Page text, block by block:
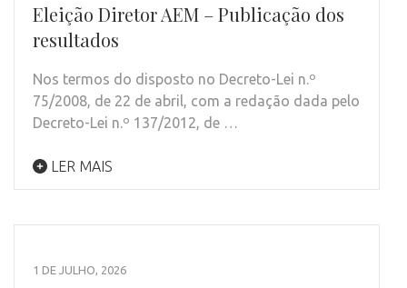
Eleição Diretor AEM – Publicação dos
resultados
Nos termos do disposto no Decreto-Lei n.º
75/2008, de 22 de abril, com a redação dada pelo
Decreto-Lei n.º 137/2012, de …
LER MAIS
1 DE JULHO, 2026